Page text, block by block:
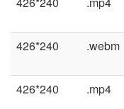
426*240
.webm
426*240
.mp4